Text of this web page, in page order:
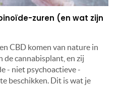
zuren (en wat zijn
CBD komen van nature in
de cannabisplant, en zij
- niet psychoactieve -
beschikken. Dit is wat je